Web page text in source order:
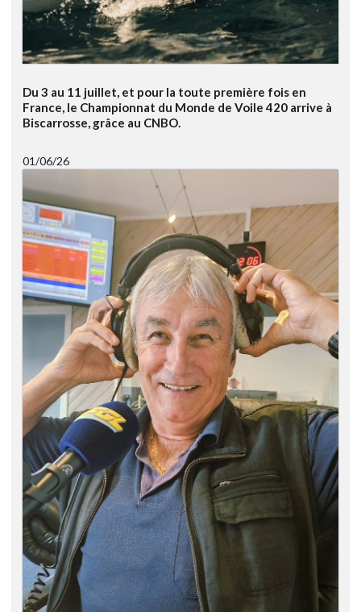
Du 3 au 11 juillet, et pour la toute première fois en
France, le Championnat du Monde de Voile 420 arrive à
Biscarrosse, grâce au CNBO.
01/06/26